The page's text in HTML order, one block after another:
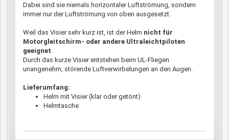
Dabei sind sie niemals horizontaler Luftströmung, sondern
immer nur der Luftströmung von oben ausgesetzt.
Weil das Visier sehr kurz ist, ist der Helm nicht für
Motorgleitschirm- oder andere Ultraleichtpiloten
geeignet
Durch das kurze Visier entstehen beim UL-Fliegen
unangenehm, störende Luftverwirbelungen an den Augen.
Lieferumfang:
Helm mit Visier (klar oder getönt)
Helmtasche